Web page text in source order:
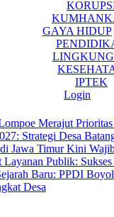
GAYA HIDUP
IPTEK
Login
Merajut
Strategi Desa
Jawa Timur Kini
Publik:
Baru: PPDI
Desa